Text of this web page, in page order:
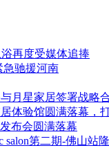
再度受媒体追捧
急驰援河南
月星家居签署战略
体验馆圆满落幕，
布会圆满落幕
第二期-佛山站